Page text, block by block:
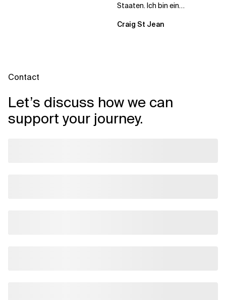
Staaten. Ich bin ein
einem...
Craig St Jean
Contact
Let’s discuss how we can
support your journey.